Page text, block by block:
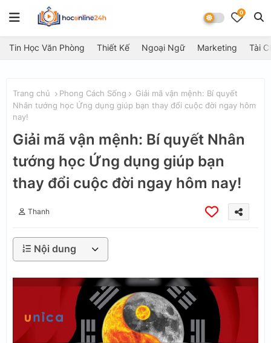
0
Tin Học Văn Phòng Thiết Kế Ngoại Ngữ Marketing Tài
Trang chủ Phong Cách Sống
Giải mã vận mệnh: Bí quyết
Nhân tướng học Ứng dụng giúp bạn thay đổi cuộc đời ngay hôm
nay!
Giải mã vận mệnh: Bí quyết Nhân
tướng học Ứng dụng giúp bạn
thay đổi cuộc đời ngay hôm nay!
Thanh
Nội dung